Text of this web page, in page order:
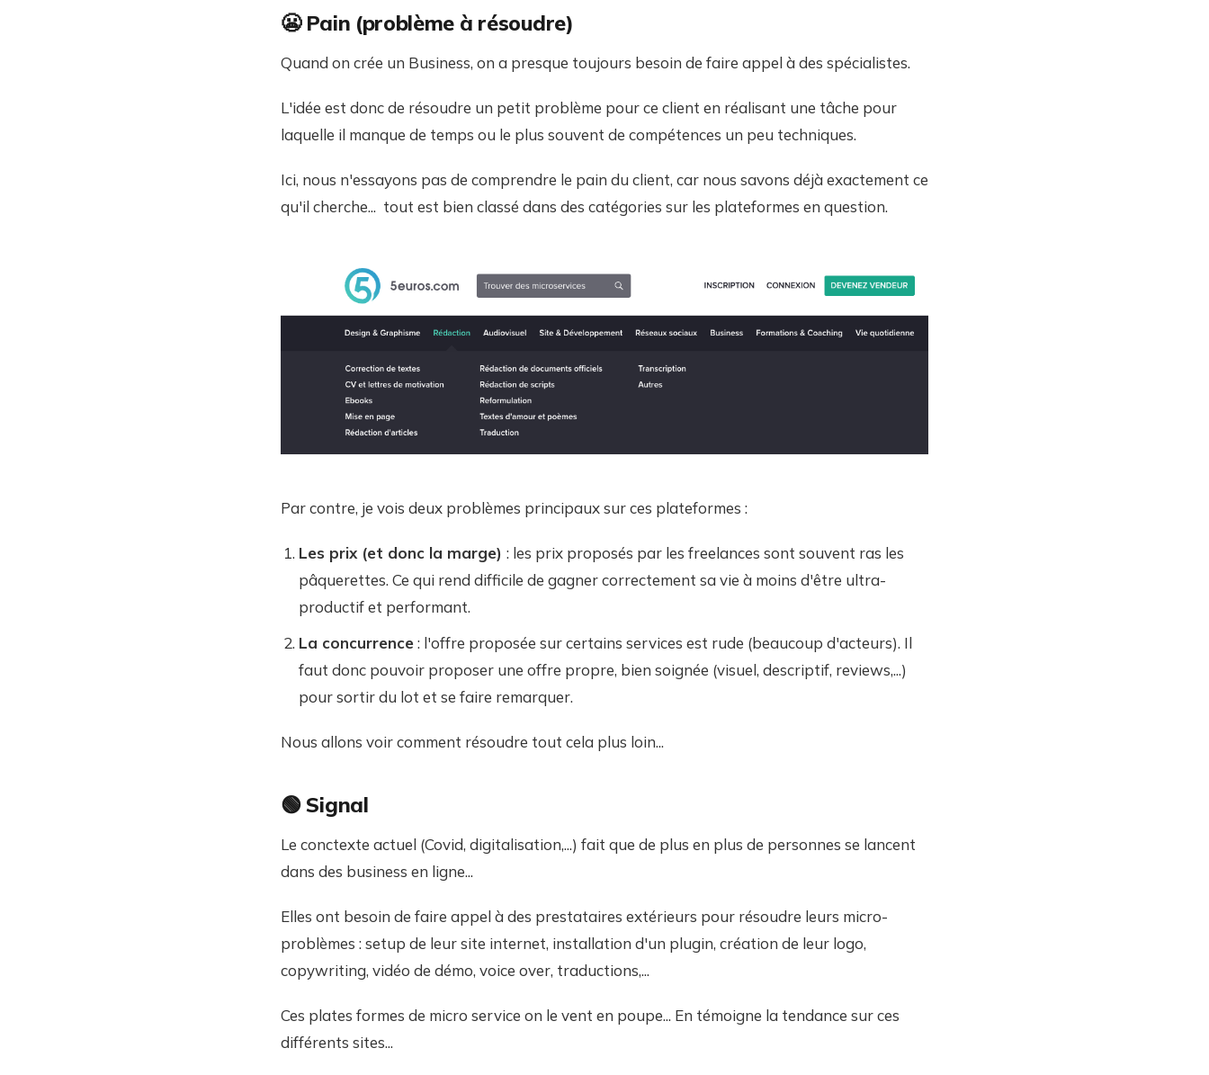
😬 Pain (problème à résoudre)
Quand on crée un Business, on a presque toujours besoin de faire appel à des spécialistes.
L'idée est donc de résoudre un petit problème pour ce client en réalisant une tâche pour
laquelle il manque de temps ou le plus souvent de compétences un peu techniques.
Ici, nous n'essayons pas de comprendre le pain du client, car nous savons déjà exactement ce
qu'il cherche... tout est bien classé dans des catégories sur les plateformes en question.
Par contre, je vois deux problèmes principaux sur ces plateformes :
Les prix (et donc la marge) : les prix proposés par les freelances sont souvent ras les
pâquerettes. Ce qui rend difficile de gagner correctement sa vie à moins d'être ultra-
productif et performant.
La concurrence: l'offre proposée sur certains services est rude (beaucoup d'acteurs). Il
faut donc pouvoir proposer une offre propre, bien soignée (visuel, descriptif, reviews,...)
pour sortir du lot et se faire remarquer.
Nous allons voir comment résoudre tout cela plus loin...
🟢 Signal
Le conctexte actuel (Covid, digitalisation,...) fait que de plus en plus de personnes se lancent
dans des business en ligne...
Elles ont besoin de faire appel à des prestataires extérieurs pour résoudre leurs micro-
problèmes : setup de leur site internet, installation d'un plugin, création de leur logo,
copywriting, vidéo de démo, voice over, traductions,...
Ces plates formes de micro service on le vent en poupe... En témoigne la tendance sur ces
différents sites...